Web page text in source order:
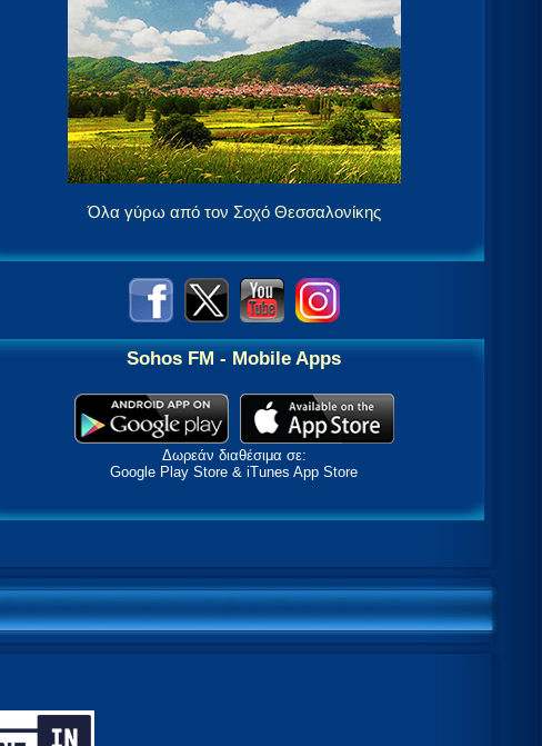
Όλα γύρω από τον Σοχό Θεσσαλονίκης
Sohos FM - Mobile Apps
Δωρεάν διαθέσιμα σε:
Google Play Store & iTunes App Store